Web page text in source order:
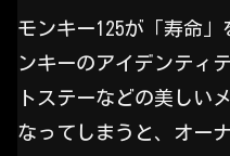
モンキー125が「寿命
ンキーのアイデンティ
トステーなどの美しい
なってしまうと、オー